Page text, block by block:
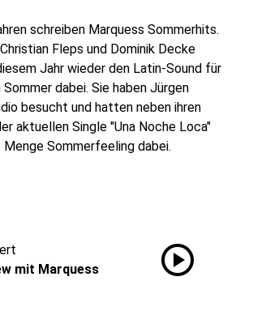
schreiben Marquess Sommerhits.
Fleps und Dominik Decke
Jahr wieder den Latin-Sound für
dabei. Sie haben Jürgen
besucht und hatten neben ihren
aktuellen Single "Una Noche Loca"
Menge Sommerfeeling dabei.
mit Marquess
play_circle